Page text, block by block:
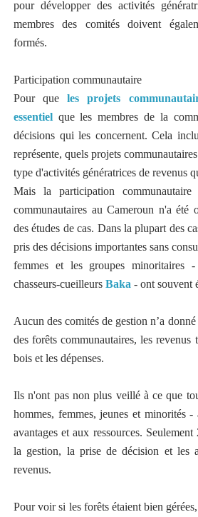
pour développer des activités
membres des comités doivent
formés.
Participation communautaire
Pour queles projets
essentielque les membres de la
décisions qui les concernent. Cela
représente, quels projets
type d'activités génératrices de revenus
Mais la participation
communautaires au Cameroun n'a été
des études de cas. Dans la plupart des
pris des décisions importantes sans
femmes et les groupes minoritaires
chasseurs-cueilleurs Baka - ont souvent
Aucun des comités de gestion n’a
des forêts communautaires, les revenus
bois et les dépenses.
Ils n'ont pas non plus veillé à ce que
hommes, femmes, jeunes et minorités
avantages et aux ressources.
la gestion, la prise de décision et les
revenus.
Pour voir si les forêts étaient bien